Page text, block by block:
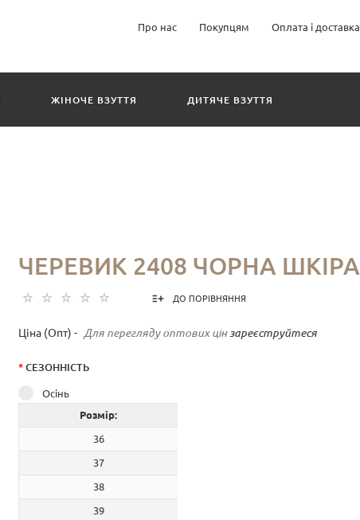
Про нас Покупцям Оплата і доставка
ЖІНОЧЕ ВЗУТТЯ ДИТЯЧЕ ВЗУТТЯ
ЧЕРЕВИК 2408 ЧОРНА ШКІРА
ДО ПОРІВНЯННЯ
Ціна (Опт) - Для перегляду оптових цінзареєструйтеся
* СЕЗОННІСТЬ
Осінь
Розмір:
36
37
38
39